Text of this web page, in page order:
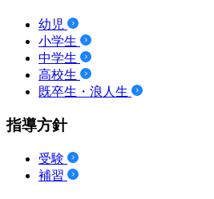
幼児
小学生
中学生
高校生
既卒生・浪人生
指導方針
受験
補習